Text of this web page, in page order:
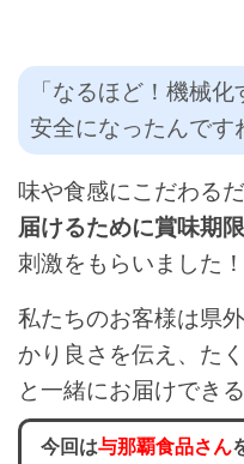
「なるほど！機械
安全になったんです
味や食感にこだわるだ
届けるために賞味期
刺激をもらいました！
私たちのお客様は県
かり良さを伝え、た
と一緒にお届けでき
今回は与那覇食品さん